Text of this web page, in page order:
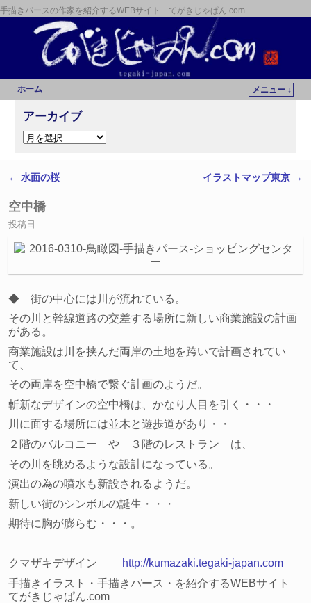
手描きパースの作家を紹介するWEBサイト てがきじゃぱん.com
ホーム
メニュー ↓
アーカイブ
投稿ナビゲーション
← 水面の桜 イラストマップ東京 →
空中橋
投稿日:
◆ 街の中心には川が流れている。
その川と幹線道路の交差する場所に新しい商業施設の計画
がある。
商業施設は川を挟んだ両岸の土地を跨いで計画されてい
て、
その両岸を空中橋で繋ぐ計画のようだ。
斬新なデザインの空中橋は、かなり人目を引く・・・
川に面する場所には並木と遊歩道があり・・
２階のバルコニー や ３階のレストラン は、
その川を眺めるような設計になっている。
演出の為の噴水も新設されるようだ。
新しい街のシンボルの誕生・・・
期待に胸が膨らむ・・・。
クマザキデザイン
http://kumazaki.tegaki-japan.com
手描きイラスト・手描きパース・を紹介するWEBサイト
てがきじゃぱん.com